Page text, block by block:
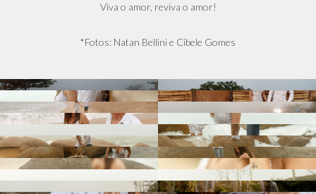
Viva o amor, reviva o amor!
*Fotos: Natan Bellini e Cibele Gomes